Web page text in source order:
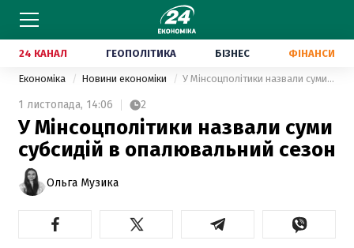
24 КАНАЛ ГЕОПОЛІТИКА БІЗНЕС ФІНАНСИ
Економіка Новини економіки У Мінсоцполітики назвали суми субсидій в опалювальний сезон
1 листопада, 14:06 2
У Мінсоцполітики назвали суми
субсидій в опалювальний сезон
Ольга Музика